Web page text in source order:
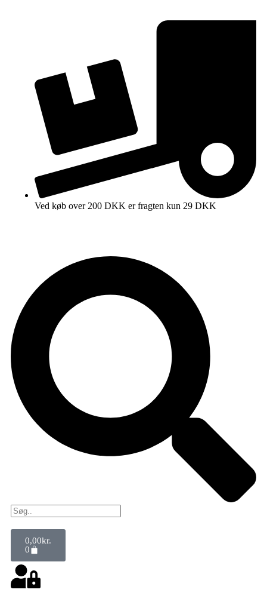
Ved køb over 200 DKK er fragten kun 29 DKK
0,00kr.
0